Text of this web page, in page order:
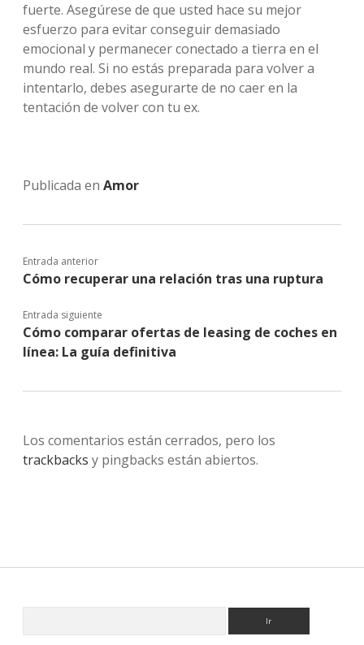
fuerte. Asegúrese de que usted hace su mejor
esfuerzo para evitar conseguir demasiado
emocional y permanecer conectado a tierra en el
mundo real. Si no estás preparada para volver a
intentarlo, debes asegurarte de no caer en la
tentación de volver con tu ex.
Publicada en Amor
Entrada anterior
Cómo recuperar una relación tras una ruptura
Entrada siguiente
Cómo comparar ofertas de leasing de coches en
línea: La guía definitiva
Los comentarios están cerrados, pero los
trackbacks y pingbacks están abiertos.